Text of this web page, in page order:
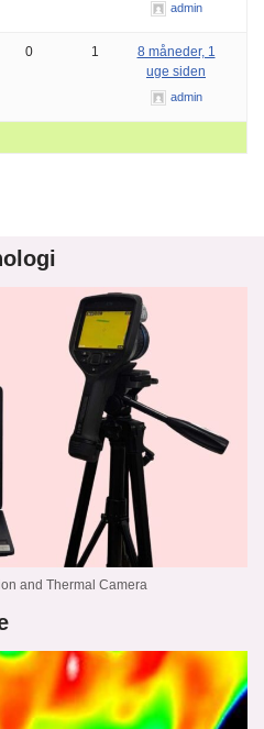
admin
0 1
8 måneder, 1
uge siden
admin
and Thermal Camera